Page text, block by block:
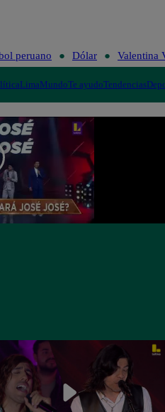
peruano Dólar Valentina
LimaMundoTe ayudoTendencias